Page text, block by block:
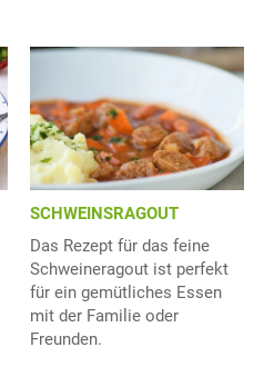
SCHWEINSRAGOUT
Das Rezept für das feine
Schweineragout ist perfekt
für ein gemütliches Essen
mit der Familie oder
Freunden.